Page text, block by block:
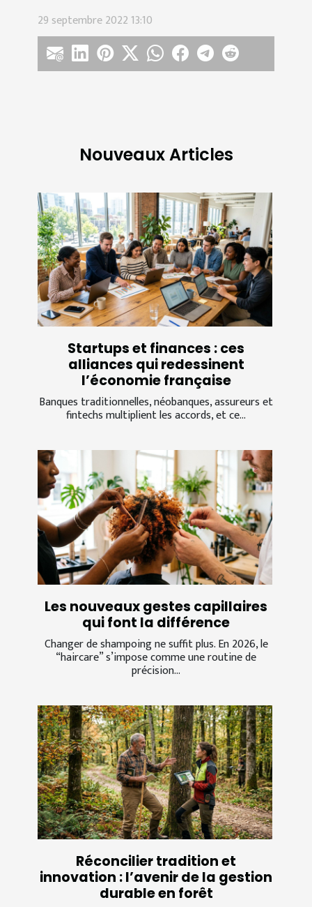
29 septembre 2022 13:10
Nouveaux Articles
Startups et finances : ces
alliances qui redessinent
l’économie française
Banques traditionnelles, néobanques, assureurs et
fintechs multiplient les accords, et ce...
Les nouveaux gestes capillaires
qui font la différence
Changer de shampoing ne suffit plus. En 2026, le
“haircare” s’impose comme une routine de
précision...
Réconcilier tradition et
innovation : l’avenir de la gestion
durable en forêt